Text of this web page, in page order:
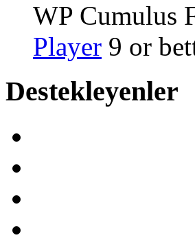
WP Cumulus
Player 9 or
Destekleyenler